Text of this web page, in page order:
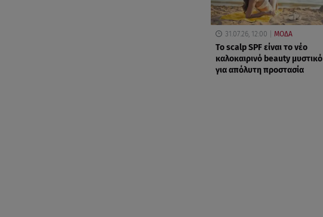
31.07.26, 12:00 ΜΟΔΑ
Το scalp SPF είναι το νέο
καλοκαιρινό beauty μυστικό
για απόλυτη προστασία